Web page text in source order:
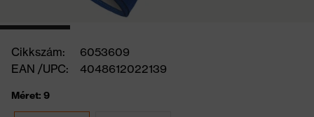
Cikkszám:
6053609
EAN /UPC:
4048612022139
Méret: 9